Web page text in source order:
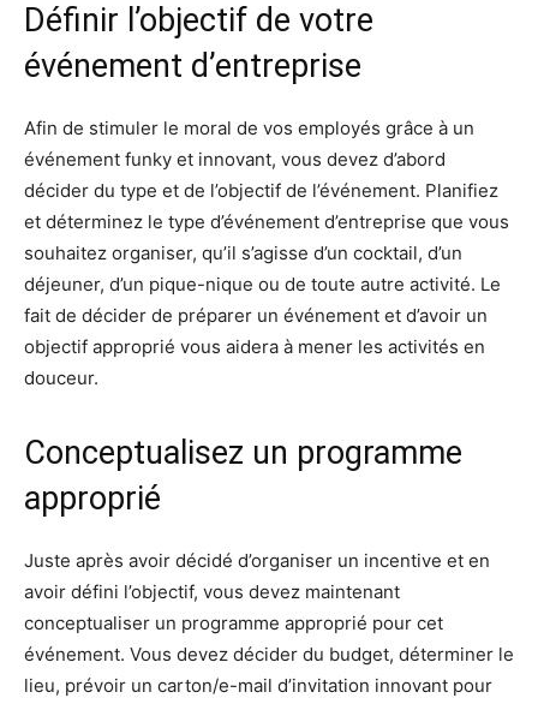
Définir l’objectif de votre
événement d’entreprise
Afin de stimuler le moral de vos employés grâce à un
événement funky et innovant, vous devez d’abord
décider du type et de l’objectif de l’événement. Planifiez
et déterminez le type d’événement d’entreprise que vous
souhaitez organiser, qu’il s’agisse d’un cocktail, d’un
déjeuner, d’un pique-nique ou de toute autre activité. Le
fait de décider de préparer un événement et d’avoir un
objectif approprié vous aidera à mener les activités en
douceur.
Conceptualisez un programme
approprié
Juste après avoir décidé d’organiser un incentive et en
avoir défini l’objectif, vous devez maintenant
conceptualiser un programme approprié pour cet
événement. Vous devez décider du budget, déterminer le
lieu, prévoir un carton/e-mail d’invitation innovant pour